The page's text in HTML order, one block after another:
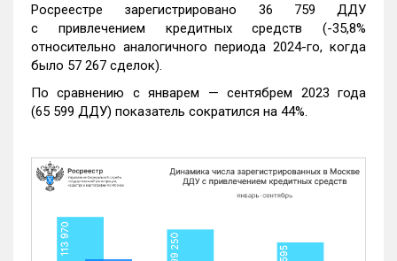
Росреестре зарегистрировано 36 759 ДДУ
с привлечением кредитных средств (-35,8%
относительно аналогичного периода 2024-го, когда
было 57 267 сделок).
По сравнению с январем — сентябрем 2023 года
(65 599 ДДУ) показатель сократился на 44%.